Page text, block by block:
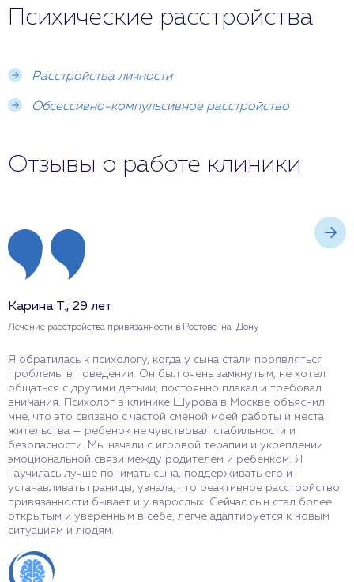
Психические расстройства
Расстройства личности
Обсессивно-компульсивное расстройство
Отзывы о работе клиники
Карина Т., 29 лет
Лечение расстройства привязанности в Ростове-на-Дону
Я обратилась к психологу, когда у сына стали проявляться
проблемы в поведении. Он был очень замкнутым, не хотел
общаться с другими детьми, постоянно плакал и требовал
внимания. Психолог в клинике Шурова в Москве объяснил
мне, что это связано с частой сменой моей работы и места
жительства — ребенок не чувствовал стабильности и
безопасности. Мы начали с игровой терапии и укреплении
эмоциональной связи между родителем и ребенком. Я
научилась лучше понимать сына, поддерживать его и
устанавливать границы, узнала, что реактивное расстройство
привязанности бывает и у взрослых. Сейчас сын стал более
открытым и уверенным в себе, легче адаптируется к новым
ситуациям и людям.